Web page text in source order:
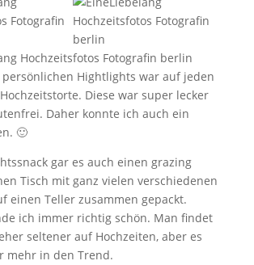
persönlichen Hightlights war auf jeden
Diese war super lecker
Daher konnte ich auch ein
🙂
gar es auch einen grazing
Tisch mit ganz vielen verschiedenen
einen Teller zusammen gepackt.
ich immer richtig schön. Man findet
seltener auf Hochzeiten, aber es
mehr in den Trend.